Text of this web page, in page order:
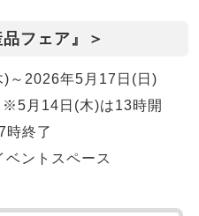
フェア』＞
)～2026年5月17日(日)
月14日(木)は13時開
時終了
ントスペース